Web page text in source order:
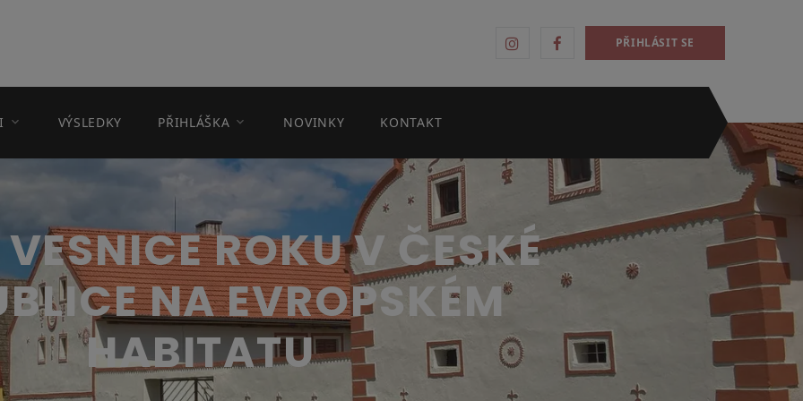
PŘIHLÁSIT SE
VÝSLEDKY PŘIHLÁŠKA NOVINKY KONTAKT
ROKU V ČESKÉ
NA EVROPSKÉM
HABITATU